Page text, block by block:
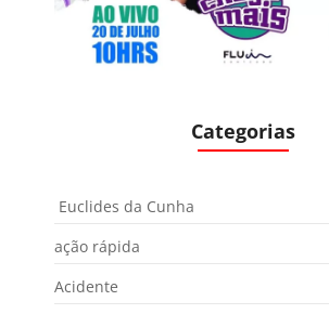
Categorias
Euclides da Cunha
ação rápida
Acidente